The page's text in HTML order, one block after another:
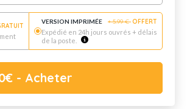
VERSION IMPRIMÉE +5.99 € OFFERT
Expédié en 24h jours ouvrés + délais
de la poste.
€ - Acheter